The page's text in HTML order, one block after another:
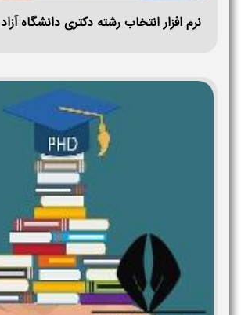
نرم افزار انتخاب رشته دکتری دانشگاه آزاد